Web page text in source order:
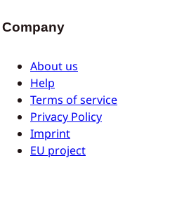
Company
About us
Help
Terms of service
Privacy Policy
Imprint
EU project